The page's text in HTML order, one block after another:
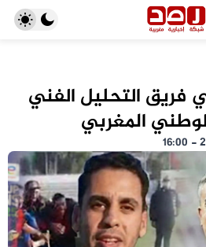
التحليل الفني
المغربي